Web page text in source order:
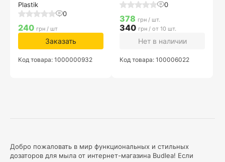
Добро пожаловать в мир функциональных и стильных
дозаторов для мыла от интернет-магазина Budlea! Если
Plastik
0
240 грн / шт
Заказать
Код товара: 1000000932
0
378 грн / шт.
340 грн / от 10 шт.
Нет в наличии
Код товара: 100006022